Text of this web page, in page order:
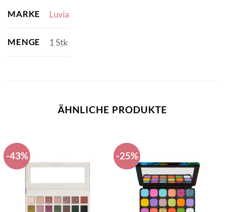
MARKE Luvia
MENGE 1 Stk
ÄHNLICHE PRODUKTE
-43% -25%